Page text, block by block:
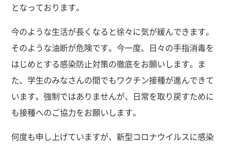
となっております。
今のような生活が長くなると徐々に気が緩んできます。
そのような油断が危険です。今一度、日々の手指消毒を
はじめとする感染防止対策の徹底をお願いします。ま
た、学生のみなさんの間でもワクチン接種が進んできて
います。強制ではありませんが、日常を取り戻すために
も接種へのご協力をお願いします。
何度も申し上げていますが、新型コロナウイルスに感染